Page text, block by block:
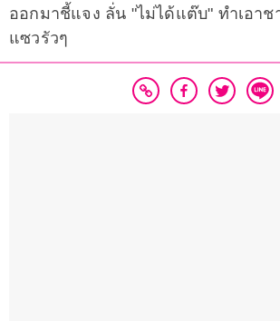
ออกมาชี้แจง ลั่น "ไม่ได้แต๊บ" ทำเอาช
แซวรัวๆ